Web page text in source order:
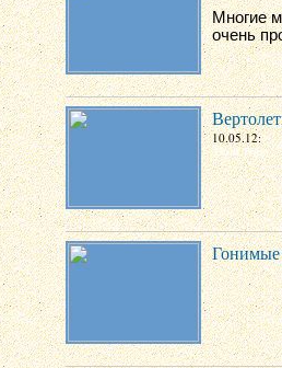
Многие
очень
10.05.12:
Гонимые